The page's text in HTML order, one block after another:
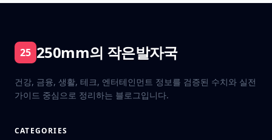
25 250mm의 작은발자국
건강, 금융, 생활, 테크, 엔터테인먼트 정보를 검증된 수치와 실전
가이드 중심으로 정리하는 블로그입니다.
CATEGORIES